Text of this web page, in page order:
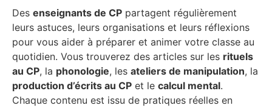
Des enseignants de CP partagent régulièrement
leurs astuces, leurs organisations et leurs réflexions
pour vous aider à préparer et animer votre classe au
quotidien. Vous trouverez des articles sur les rituels
au CP, la phonologie, les ateliers de manipulation, la
production d’écrits au CP et le calcul mental.
Chaque contenu est issu de pratiques réelles en